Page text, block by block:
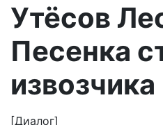
Утёсов
Песенка
извозчика
[Диалог]